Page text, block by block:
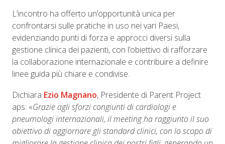
L’incontro ha offerto un’opportunità unica per
confrontarsi sulle pratiche in uso nei vari Paesi,
evidenziando punti di forza e approcci diversi sulla
gestione clinica dei pazienti, con l’obiettivo di rafforzare
la collaborazione internazionale e contribuire a definire
linee guida più chiare e condivise.
Dichiara Ezio Magnano, Presidente di Parent Project
aps: «Grazie agli sforzi congiunti di cardiologi e
pneumologi internazionali, il meeting ha raggiunto il suo
obiettivo di aggiornare gli standard clinici, con lo scopo di